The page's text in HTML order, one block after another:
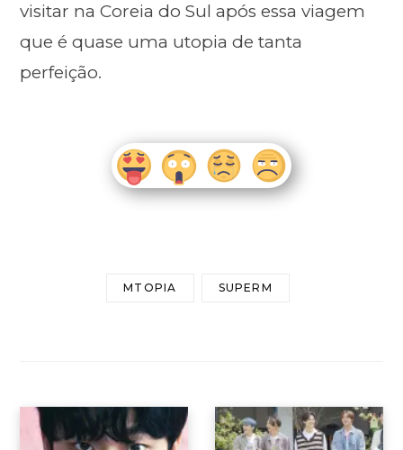
visitar na Coreia do Sul após essa viagem
que é quase uma utopia de tanta
perfeição.
MTOPIA SUPERM